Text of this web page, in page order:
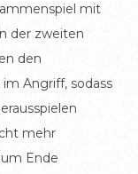
mit
der zweiten
den
Angriff, sodass
mehr
Ende